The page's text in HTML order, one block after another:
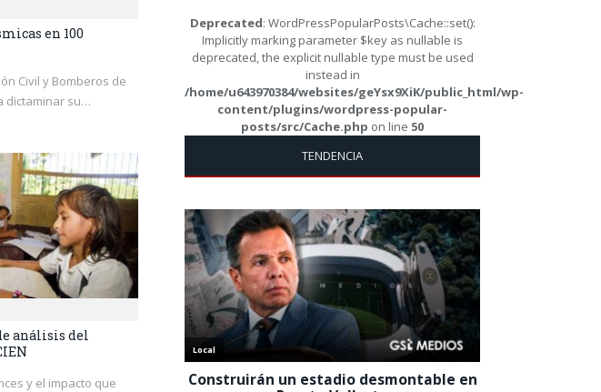
en 100
Civil y Bomberos de
dictaminar su…
análisis del
y el impacto que
Deprecated: WordPressPopularPosts\Cache::set():
Implicitly marking parameter $key as nullable is
deprecated, the explicit nullable type must be used
instead in
/home/u643970384/websites/geYsx9XiK/public_html/wp-
content/plugins/wordpress-popular-
posts/src/Cache.php on line 50
TENDENCIA